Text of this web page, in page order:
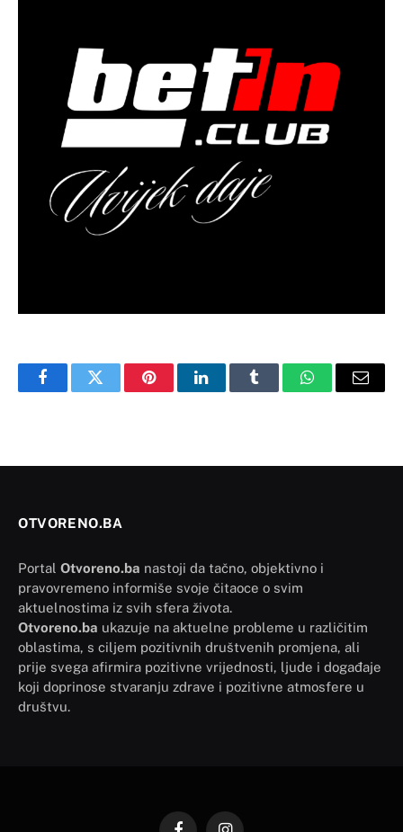
FacebookTwitter PinterestLinkedInTumblr WhatsAppEmail
OTVORENO.BA
Portal Otvoreno.ba nastoji da tačno, objektivno i
pravovremeno informiše svoje čitaoce o svim
aktuelnostima iz svih sfera života.
Otvoreno.ba ukazuje na aktuelne probleme u različitim
oblastima, s ciljem pozitivnih društvenih promjena, ali
prije svega afirmira pozitivne vrijednosti, ljude i događaje
koji doprinose stvaranju zdrave i pozitivne atmosfere u
društvu.